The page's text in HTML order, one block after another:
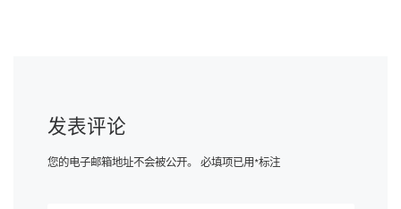
发表评论
您的电子邮箱地址不会被公开。 必填项已用*标注